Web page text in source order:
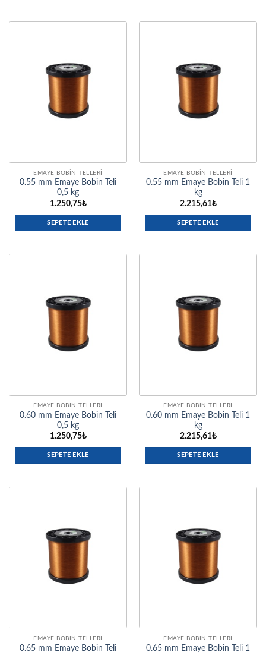
EMAYE BOBIN TELLERI
0.55 mm Emaye Bobin Teli
0,5 kg
1.250,75₺
SEPETE EKLE
EMAYE BOBIN TELLERI
0.55 mm Emaye Bobin Teli 1
kg
2.215,61₺
SEPETE EKLE
EMAYE BOBIN TELLERI
0.60 mm Emaye Bobin Teli
0,5 kg
1.250,75₺
SEPETE EKLE
EMAYE BOBIN TELLERI
0.60 mm Emaye Bobin Teli 1
kg
2.215,61₺
SEPETE EKLE
EMAYE BOBIN TELLERI
0.65 mm Emaye Bobin Teli
EMAYE BOBIN TELLERI
0.65 mm Emaye Bobin Teli 1